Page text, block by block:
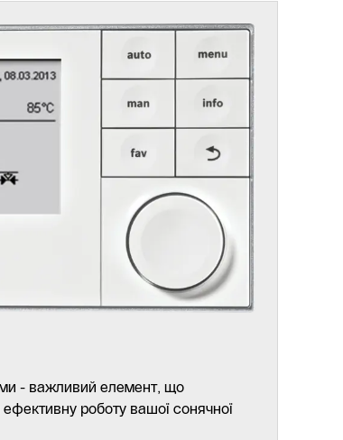
- важливий елемент, що
роботу вашої сонячної